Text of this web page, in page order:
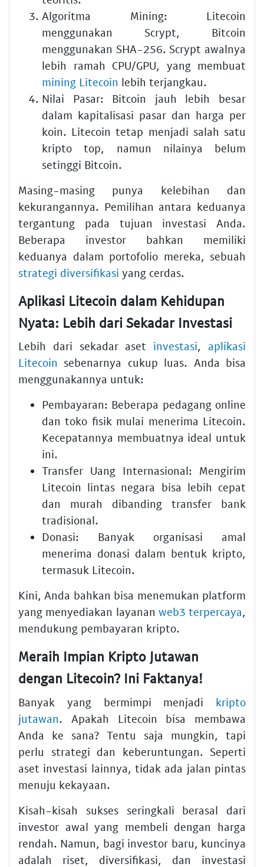
Algoritma Mining: Litecoin
menggunakan Scrypt, Bitcoin
menggunakan SHA-256. Scrypt awalnya
lebih ramah CPU/GPU, yang membuat
mining Litecoin lebih terjangkau.
Nilai Pasar: Bitcoin jauh lebih besar
dalam kapitalisasi pasar dan harga per
koin. Litecoin tetap menjadi salah satu
kripto top, namun nilainya belum
setinggi Bitcoin.
Masing-masing punya kelebihan dan
kekurangannya. Pemilihan antara keduanya
tergantung pada tujuan investasi Anda.
Beberapa investor bahkan memiliki
keduanya dalam portofolio mereka, sebuah
strategi diversifikasi yang cerdas.
Aplikasi Litecoin dalam Kehidupan
Nyata: Lebih dari Sekadar Investasi
Lebih dari sekadar aset investasi, aplikasi
Litecoin sebenarnya cukup luas. Anda bisa
menggunakannya untuk:
Pembayaran: Beberapa pedagang online
dan toko fisik mulai menerima Litecoin.
Kecepatannya membuatnya ideal untuk
ini.
Transfer Uang Internasional: Mengirim
Litecoin lintas negara bisa lebih cepat
dan murah dibanding transfer bank
tradisional.
Donasi: Banyak organisasi amal
menerima donasi dalam bentuk kripto,
termasuk Litecoin.
Kini, Anda bahkan bisa menemukan platform
yang menyediakan layanan web3 terpercaya,
mendukung pembayaran kripto.
Meraih Impian Kripto Jutawan
dengan Litecoin? Ini Faktanya!
Banyak yang bermimpi menjadi kripto
jutawan. Apakah Litecoin bisa membawa
Anda ke sana? Tentu saja mungkin, tapi
perlu strategi dan keberuntungan. Seperti
aset investasi lainnya, tidak ada jalan pintas
menuju kekayaan.
Kisah-kisah sukses seringkali berasal dari
investor awal yang membeli dengan harga
rendah. Namun, bagi investor baru, kuncinya
adalah riset, diversifikasi, dan investasi